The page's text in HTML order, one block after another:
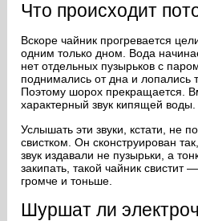
Что происходит
Вскоре чайник прогревается
одним только дном. Вода
нет отдельных пузырьков с
поднимались от дна и лопались
Поэтому шорох прекращается.
характерный звук кипящей воды.
Услышать эти звуки, кстати, не
свистком. Он сконструирован
звук издавали не пузырьки, а
закипать, такой чайник свистит
громче и тоньше.
Шуршат ли